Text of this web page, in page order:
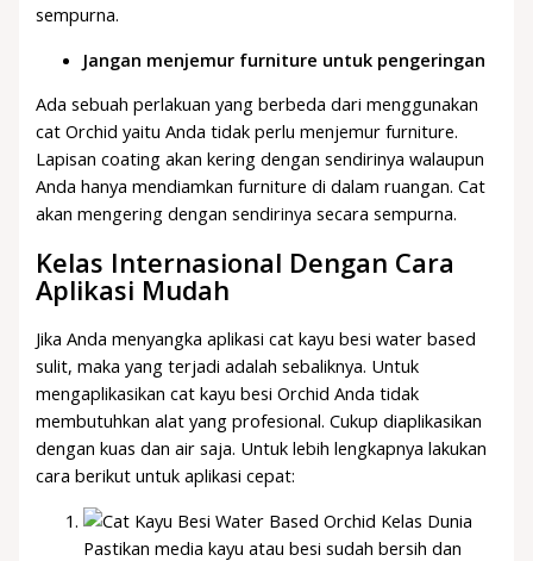
sempurna.
Jangan menjemur furniture untuk pengeringan
Ada sebuah perlakuan yang berbeda dari menggunakan
cat Orchid yaitu Anda tidak perlu menjemur furniture.
Lapisan coating akan kering dengan sendirinya walaupun
Anda hanya mendiamkan furniture di dalam ruangan. Cat
akan mengering dengan sendirinya secara sempurna.
Kelas Internasional Dengan Cara
Aplikasi Mudah
Jika Anda menyangka aplikasi cat kayu besi water based
sulit, maka yang terjadi adalah sebaliknya. Untuk
mengaplikasikan cat kayu besi Orchid Anda tidak
membutuhkan alat yang profesional. Cukup diaplikasikan
dengan kuas dan air saja. Untuk lebih lengkapnya lakukan
cara berikut untuk aplikasi cepat:
Pastikan media kayu atau besi sudah bersih dan